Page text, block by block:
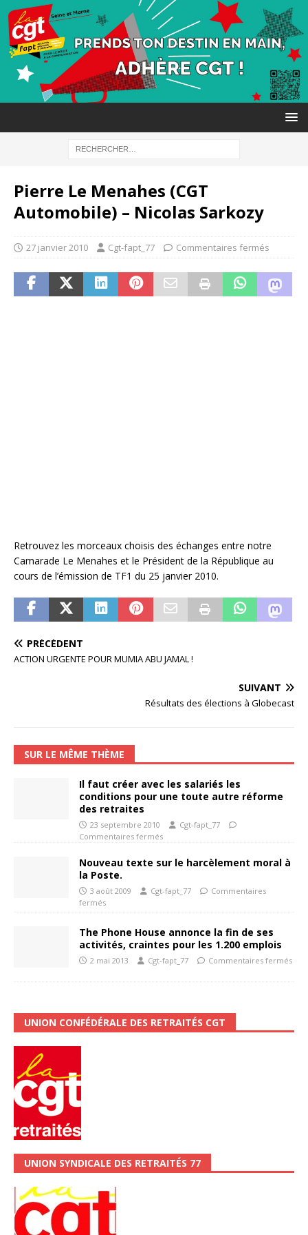
Pierre Le Menahes (CGT
Automobile) – Nicolas Sarkozy
27 janvier 2010 Cgt-fapt_77 Commentaires fermés
Retrouvez les morceaux choisis des échanges entre notre
Camarade Le Menahes et le Président de la République au
cours de l’émission de TF1 du 25 janvier 2010.
PRÉCÉDENT
ACTION URGENTE POUR MUMIA ABU JAMAL !
SUIVANT
Résultats des élections à Globecast
SUR LE MÊME THÈME
Il faut créer avec les salariés les
conditions pour une toute autre réforme
des retraites
23 septembre 2010
Cgt-fapt_77
Commentaires fermés
Nouveau texte sur le harcèlement moral à
la Poste.
3 août 2009 Cgt-fapt_77
Commentaires
fermés
The Phone House annonce la fin de ses
activités, craintes pour les 1.200 emplois
2 mai 2013 Cgt-fapt_77 Commentaires fermés
UNION CONFÉDÉRALE DES RETRAITÉS CGT
UNION SYNDICALE DES RETRAITÉS 77